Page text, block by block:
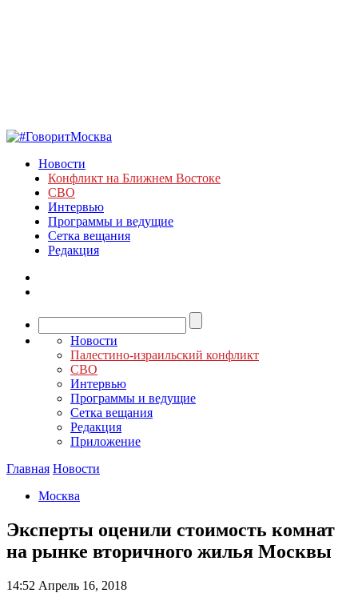
Новости
Конфликт на Ближнем Востоке
СВО
Интервью
Программы и ведущие
Сетка вещания
Редакция
Новости
Палестино-израильский конфликт
СВО
Интервью
Программы и ведущие
Сетка вещания
Редакция
Приложение
Главная Новости
Москва
Эксперты оценили стоимость комнат
на рынке вторичного жилья Москвы
14:52 Апрель 16, 2018